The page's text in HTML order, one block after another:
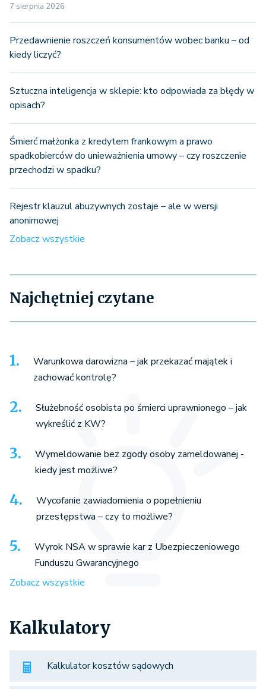
7 sierpnia 2026
Przedawnienie roszczeń konsumentów wobec banku – od
kiedy liczyć?
Sztuczna inteligencja w sklepie: kto odpowiada za błędy w
opisach?
Śmierć małżonka z kredytem frankowym a prawo
spadkobierców do unieważnienia umowy – czy roszczenie
przechodzi w spadku?
Rejestr klauzul abuzywnych zostaje – ale w wersji
anonimowej
Zobacz wszystkie
Najchętniej czytane
Warunkowa darowizna – jak przekazać majątek i
zachować kontrolę?
Służebność osobista po śmierci uprawnionego – jak
wykreślić z KW?
Wymeldowanie bez zgody osoby zameldowanej -
kiedy jest możliwe?
Wycofanie zawiadomienia o popełnieniu
przestępstwa – czy to możliwe?
Wyrok NSA w sprawie kar z Ubezpieczeniowego
Funduszu Gwarancyjnego
Zobacz wszystkie
Kalkulatory
Kalkulator kosztów sądowych